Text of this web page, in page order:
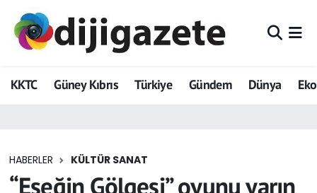
KKTC Güney Kıbrıs Türkiye Gündem Dünya
HABERLER KÜLTÜR SANAT
“Eşeğin Gölgesi” oyunu yarın
ADVERTORIAL
Dijigazete
Eğitim
Hava Durumu
Trafik Durumu
Tüm Manşetler